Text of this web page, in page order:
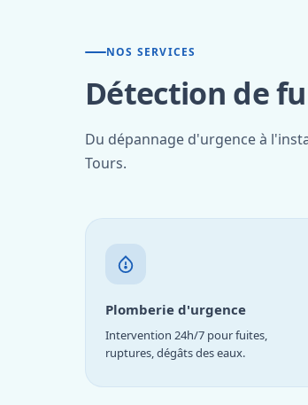
NOS SERVICES
Détection de
Du dépannage d'urgence à
Tours.
Plomberie d'urgence
Intervention 24h/7 pour fuites,
ruptures, dégâts des eaux.